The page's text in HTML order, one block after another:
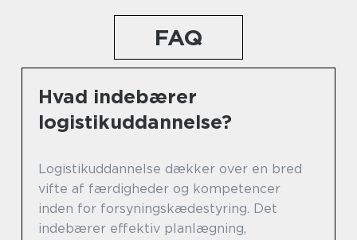
FAQ
Hvad indebærer
logistikuddannelse?
Logistikuddannelse dækker over en bred
vifte af færdigheder og kompetencer
inden for forsyningskædestyring. Det
indebærer effektiv planlægning,